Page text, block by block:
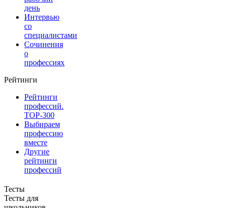
день
Интервью
со
специалистами
Сочинения
о
профессиях
Рейтинги
Рейтинги
профессий.
TOP-300
Выбираем
профессию
вместе
Другие
рейтинги
профессий
Тесты
Тесты для